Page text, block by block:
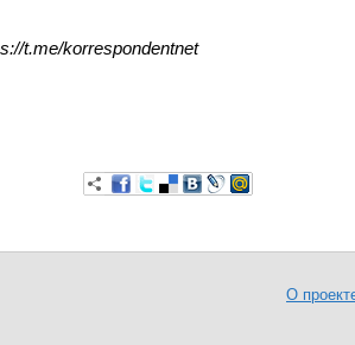
t.me/korrespondentnet
О